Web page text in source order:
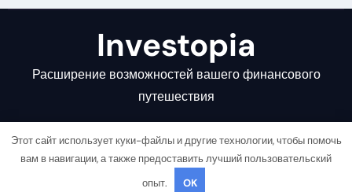
Investopia
Расширение возможностей вашего финансового
путешествия
Copyright © All rights reserved |
Этот сайт использует куки-файлы и другие технологии, чтобы помочь
вам в навигации, а также предоставить лучший пользовательский
опыт.
OK